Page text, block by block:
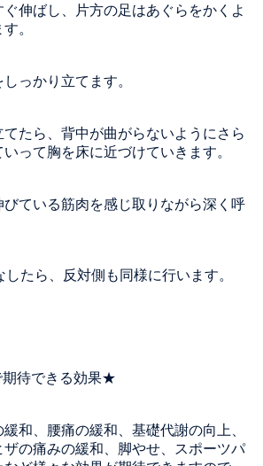
伸ばし、片方の足はあぐらをかくよ
。
っかり立てます。
たら、背中が曲がらないようにさら
って胸を床に近づけていきます。
びている筋肉を感じ取りながら深く呼
たら、反対側も同様に行います。
待できる効果★
和、腰痛の緩和、基礎代謝の向上、
の痛みの緩和、脚やせ、スポーツパ